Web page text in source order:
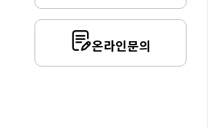
온라인문의